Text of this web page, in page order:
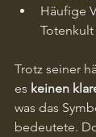
Häufige
Trotz seiner
es keinen
was das
bedeutete.